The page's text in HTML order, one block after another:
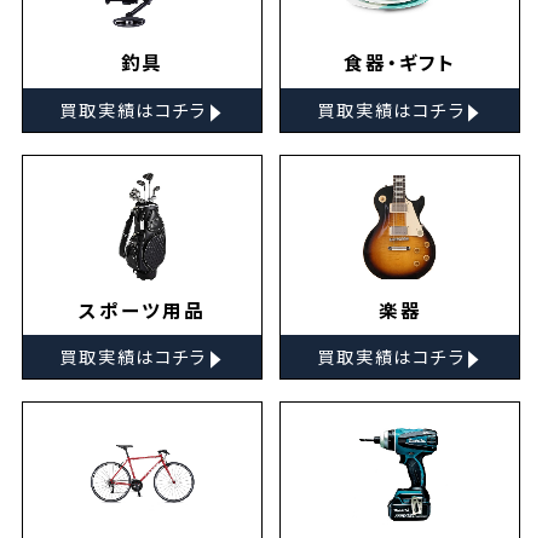
釣具
買取実績はコチラ ▸
食器・ギフト
買取実績はコチラ ▸
スポーツ用品
買取実績はコチラ ▸
楽器
買取実績はコチラ ▸